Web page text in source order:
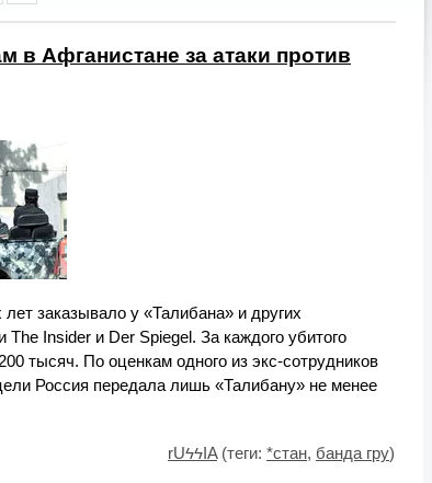
в Афганистане за атаки против
заказывало у «Талибана» и других
Insider и Der Spiegel. За каждого убитого
тысяч. По оценкам одного из экс-сотрудников
Россия передала лишь «Талибану» не менее
rUϟϟIA(теги: *стан, банда гру)